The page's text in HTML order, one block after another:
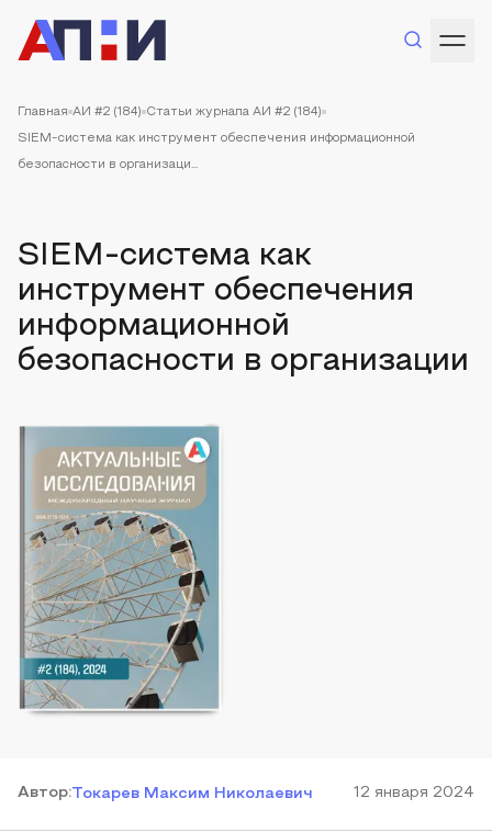
Главная АИ #2 (184) Статьи журнала АИ #2 (184)
SIEM-система как инструмент обеспечения информационной
безопасности в организаци...
SIEM-система как
инструмент обеспечения
информационной
безопасности в организации
Автор:Токарев Максим Николаевич 12 января 2024